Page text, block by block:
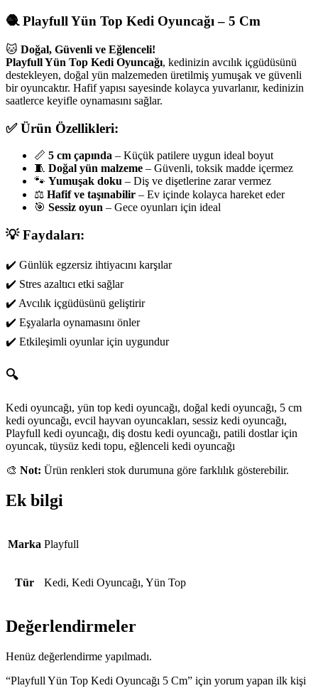
🧶 Playfull Yün Top Kedi Oyuncağı – 5 Cm
🐱 Doğal, Güvenli ve Eğlenceli!
Playfull Yün Top Kedi Oyuncağı, kedinizin avcılık içgüdüsünü
destekleyen, doğal yün malzemeden üretilmiş yumuşak ve güvenli
bir oyuncaktır. Hafif yapısı sayesinde kolayca yuvarlanır, kedinizin
saatlerce keyifle oynamasını sağlar.
✅Ürün Özellikleri:
📏 5 cm çapında – Küçük patilere uygun ideal boyut
🧵 Doğal yün malzeme – Güvenli, toksik madde içermez
🐾 Yumuşak doku – Diş ve dişetlerine zarar vermez
⚖️ Hafif ve taşınabilir – Ev içinde kolayca hareket eder
🎯 Sessiz oyun – Gece oyunları için ideal
💡Faydaları:
✔️ Günlük egzersiz ihtiyacını karşılar
✔️ Stres azaltıcı etki sağlar
✔️ Avcılık içgüdüsünü geliştirir
✔️ Eşyalarla oynamasını önler
✔️ Etkileşimli oyunlar için uygundur
🔍
Kedi oyuncağı, yün top kedi oyuncağı, doğal kedi oyuncağı, 5 cm
kedi oyuncağı, evcil hayvan oyuncakları, sessiz kedi oyuncağı,
Playfull kedi oyuncağı, diş dostu kedi oyuncağı, patili dostlar için
oyuncak, tüysüz kedi topu, eğlenceli kedi oyuncağı
🎨 Not: Ürün renkleri stok durumuna göre farklılık gösterebilir.
Ek bilgi
Marka Playfull
Tür Kedi, Kedi Oyuncağı, Yün Top
Değerlendirmeler
Henüz değerlendirme yapılmadı.
“Playfull Yün Top Kedi Oyuncağı 5 Cm” için yorum yapan ilk kişi